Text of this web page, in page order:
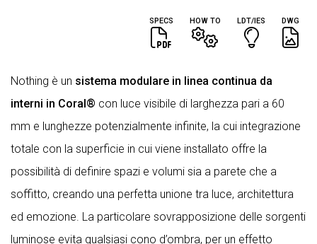
SPECS HOW TO LDT/IES DWG
Nothing è un sistema modulare in linea continua da
interni in Coral® con luce visibile di larghezza pari a 60
mm e lunghezze potenzialmente infinite, la cui integrazione
totale con la superficie in cui viene installato offre la
possibilità di definire spazi e volumi sia a parete che a
soffitto, creando una perfetta unione tra luce, architettura
ed emozione. La particolare sovrapposizione delle sorgenti
luminose evita qualsiasi cono d’ombra, per un effetto